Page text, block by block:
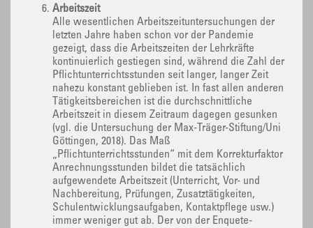
Arbeitszeit
Alle wesentlichen Arbeitszeituntersuchungen der
letzten Jahre haben schon vor der Pandemie
gezeigt, dass die Arbeitszeiten der Lehrkräfte
kontinuierlich gestiegen sind, während die Zahl der
Pflichtunterrichtsstunden seit langer, langer Zeit
nahezu konstant geblieben ist. In fast allen anderen
Tätigkeitsbereichen ist die durchschnittliche
Arbeitszeit in diesem Zeitraum dagegen gesunken
(vgl. die Untersuchung der Max-Träger-Stiftung/Uni
Göttingen, 2018). Das Maß
„Pflichtunterrichtsstunden“ mit dem Korrekturfaktor
Anrechnungsstunden bildet die tatsächlich
aufgewendete Arbeitszeit (Unterricht, Vor- und
Nachbereitung, Prüfungen, Zusatztätigkeiten,
Schulentwicklungsaufgaben, Kontaktpflege usw.)
immer weniger gut ab. Der von der Enquete-